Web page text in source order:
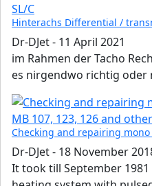
Hinterachs Differential /
Dr-DJet- 11 April 2021
im Rahmen der Tacho
es nirgendwo richtig oder
Checking and repairing mono
Dr-DJet- 18 November
It took till September 1981